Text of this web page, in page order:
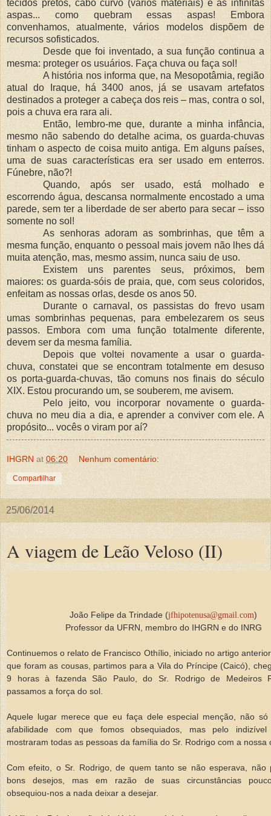
tecidos pretos, cabo curvo (vários materiais) e as infinitas
aspas... como quebram essas aspas! Embora
convenhamos, atualmente, vários modelos dispõem de
recursos sofisticados.
Desde que foi inventado, a sua função continua a
mesma: proteger os usuários. Faça chuva ou faça sol!
A história nos informa que, na Mesopotâmia, região
atual do Iraque, há 3400 anos, já se usavam artefatos
destinados a proteger a cabeça dos reis – mas, contra o sol,
pois a chuva era rara ali.
Então, lembro-me que, durante a minha infância,
mesmo não sabendo do detalhe acima, os guarda-chuvas
tinham o aspecto de coisa muito antiga. Em alguns países,
uma de suas características era ser usado em enterros.
Fúnebre, não?!
Quando, após ser usado, está molhado e
escorrendo água, descansa normalmente encostado a uma
parede, sem ter a liberdade de ser aberto para secar – isso
somente no sol!
As senhoras adoram as sombrinhas, que têm a
mesma função, enquanto o pessoal mais jovem não lhes dá
muita atenção, mas, mesmo assim, nunca saiu de uso.
Existem uns parentes seus, próximos, bem
maiores: os guarda-sóis de praia, que, com seus coloridos,
enfeitam as nossas orlas, desde os anos 50.
Durante o carnaval, os passistas do frevo usam
umas sombrinhas pequenas, para embelezarem os seus
passos. Embora com uma função totalmente diferente,
devem ser da mesma família.
Depois que voltei novamente a usar o guarda-
chuva, constatei que se encontram totalmente em desuso
os porta-guarda-chuvas, tão comuns nos finais do século
XIX. Estou procurando um, se souberem, me avisem.
Pelo jeito, vou incorporar novamente o guarda-
chuva no meu dia a dia, e aprender a conviver com ele. A
propósito... vocês o viram por aí?
IHGRN at 06:20 Nenhum comentário:
Compartilhar
25/06/2014
A viagem de Leão Veloso (II)
João Felipe da Trindade (jfhipotenusa@gmail.com)
Professor da UFRN, membro do IHGRN e do INRG
Continuemos o relato de Francisco Othílio, iniciado no artigo
que foram as cousas, partimos para a Vila do Príncipe (Caicó),
9 horas à fazenda São Paulo, do Sr. Rodrigo de Medeiros
passamos a força do sol.
Aquele lugar merece que eu faça dele especial menção, não só
afabilidade com que fomos obsequiados, mas pelo
mostraram todas as pessoas da família do Sr. Rodrigo com a nossa
Com efeito, o Sr. Rodrigo, de quem tanto se não esperava, não
bons desejos, mas em razão de suas circunstâncias
obsequiou-nos a nada deixar a desejar.